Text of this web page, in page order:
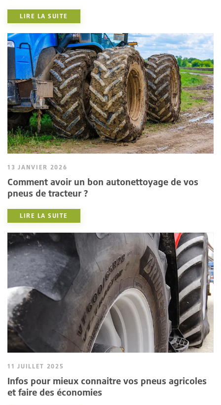
LIRE LA SUITE
13 JANVIER 2026
Comment avoir un bon autonettoyage de vos
pneus de tracteur ?
LIRE LA SUITE
11 JUILLET 2025
Infos pour mieux connaitre vos pneus agricoles
et faire des économies